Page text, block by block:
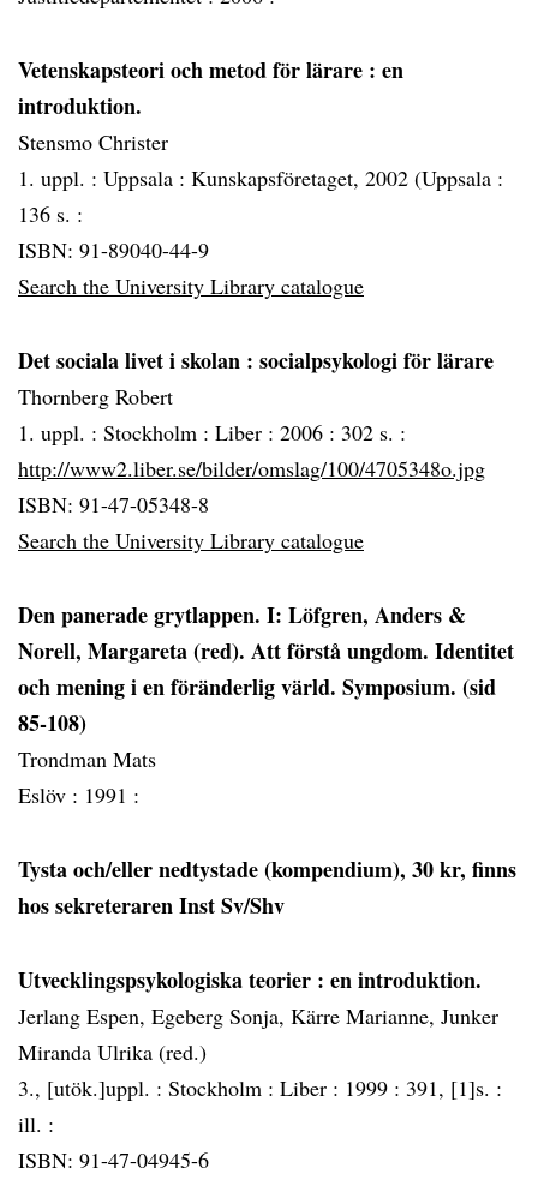
Vetenskapsteori och metod för lärare : en
introduktion.
Stensmo Christer
1. uppl. : Uppsala : Kunskapsföretaget, 2002 (Uppsala :
136 s. :
ISBN: 91-89040-44-9
Search the University Library catalogue
Det sociala livet i skolan : socialpsykologi för lärare
Thornberg Robert
1. uppl. : Stockholm : Liber : 2006 : 302 s. :
http://www2.liber.se/bilder/omslag/100/4705348o.jpg
ISBN: 91-47-05348-8
Search the University Library catalogue
Den panerade grytlappen. I: Löfgren, Anders &
Norell, Margareta (red). Att förstå ungdom. Identitet
och mening i en föränderlig värld. Symposium. (sid
85-108)
Trondman Mats
Eslöv : 1991 :
Tysta och/eller nedtystade (kompendium), 30 kr, finns
hos sekreteraren Inst Sv/Shv
Utvecklingspsykologiska teorier : en introduktion.
Jerlang Espen, Egeberg Sonja, Kärre Marianne, Junker
Miranda Ulrika (red.)
3., [utök.]uppl. : Stockholm : Liber : 1999 : 391, [1]s. :
ill. :
ISBN: 91-47-04945-6